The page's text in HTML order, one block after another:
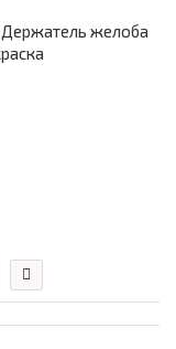
Держатель желоба